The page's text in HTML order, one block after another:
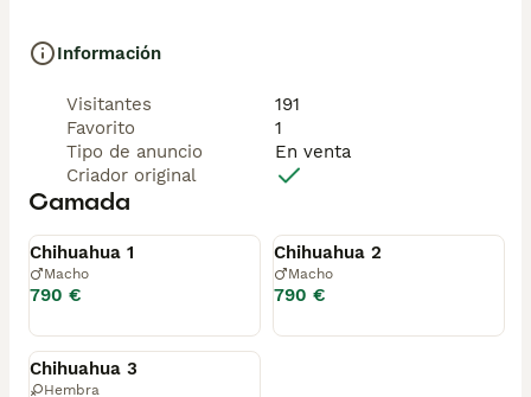
Información
Visitantes
191
Favorito
1
Tipo de anuncio
En venta
Criador original
Camada
Chihuahua 1
Macho
790 €
Chihuahua 2
Macho
790 €
Disponible
Chihuahua 3
Hembra